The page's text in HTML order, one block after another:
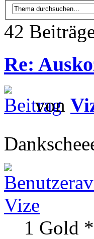
42
Re:
von
Vize
1 Gold *